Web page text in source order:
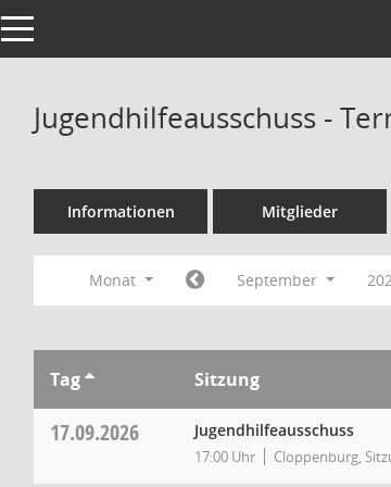
Toggle navigation
Jugendhilfeausschuss -
Informationen Mitglieder
Monat September
Tag Sitzung
17.09.2026 Jugendhilfeausschuss
17:00 Uhr Cloppenburg,